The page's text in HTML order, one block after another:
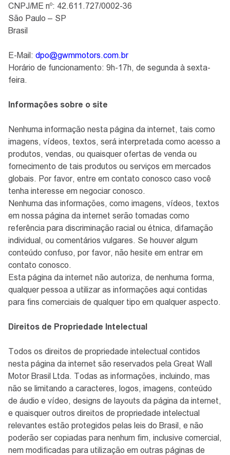
CNPJ/ME nº: 42.611.727/0002-36
São Paulo – SP
Brasil
E-Mail: dpo@gwmmotors.com.br
Horário de funcionamento: 9h-17h, de segunda à sexta-
feira.
Informações sobre o site
Nenhuma informação nesta página da internet, tais como
imagens, vídeos, textos, será interpretada como acesso a
produtos, vendas, ou quaisquer ofertas de venda ou
fornecimento de tais produtos ou serviços em mercados
globais. Por favor, entre em contato conosco caso você
tenha interesse em negociar conosco.
Nenhuma das informações, como imagens, vídeos, textos
em nossa página da internet serão tomadas como
referência para discriminação racial ou étnica, difamação
individual, ou comentários vulgares. Se houver algum
conteúdo confuso, por favor, não hesite em entrar em
contato conosco.
Esta página da internet não autoriza, de nenhuma forma,
qualquer pessoa a utilizar as informações aqui contidas
para fins comerciais de qualquer tipo em qualquer aspecto.
Direitos de Propriedade Intelectual
Todos os direitos de propriedade intelectual contidos
nesta página da internet são reservados pela Great Wall
Motor Brasil Ltda. Todas as informações, incluindo, mas
não se limitando a caracteres, logos, imagens, conteúdo
de áudio e vídeo, designs de layouts da página da internet,
e quaisquer outros direitos de propriedade intelectual
relevantes estão protegidos pelas leis do Brasil, e não
poderão ser copiadas para nenhum fim, inclusive comercial,
nem modificadas para utilização em outras páginas de